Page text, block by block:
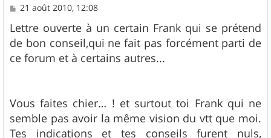
M
s
s
a
g
e
21 août 2010, 12:08
Lettre ouverte à un certain Frank qui se prétend
de bon conseil,qui ne fait pas forcément parti de
ce forum et à certains autres...
Vous faites chier… ! et surtout toi Frank qui ne
semble pas avoir la même vision du vtt que moi.
Tes indications et tes conseils furent nuls,